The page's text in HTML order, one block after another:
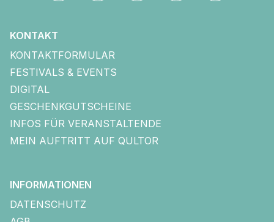
KONTAKT
KONTAKTFORMULAR
FESTIVALS & EVENTS
DIGITAL
GESCHENKGUTSCHEINE
INFOS FÜR VERANSTALTENDE
MEIN AUFTRITT AUF QULTOR
INFORMATIONEN
DATENSCHUTZ